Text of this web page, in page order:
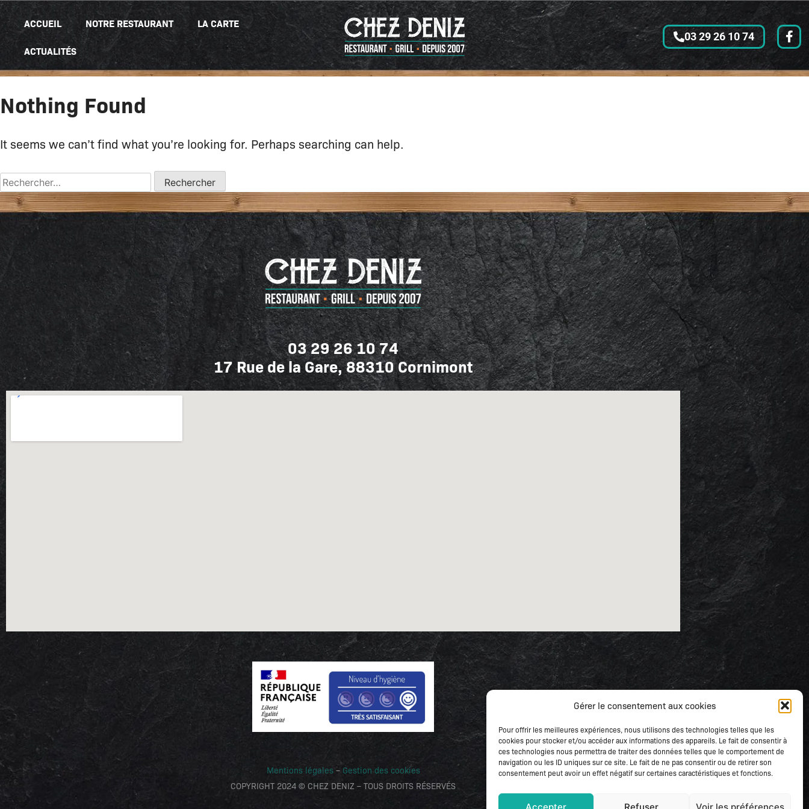
Gérer le consentement aux cookies
Pour offrir les meilleures expériences, nous utilisons des technologies telles que les
cookies pour stocker et/ou accéder aux informations des appareils. Le fait de consentir à
ces technologies nous permettra de traiter des données telles que le comportement de
navigation ou les ID uniques sur ce site. Le fait de ne pas consentir ou de retirer son
consentement peut avoir un effet négatif sur certaines caractéristiques et fonctions.
Accepter Refuser Voir les préférences
ACCUEIL NOTRE RESTAURANT LA CARTE
ACTUALITÉS
03 29 26 10 74
Nothing Found
It seems we can’t find what you’re looking for. Perhaps searching can help.
03 29 26 10 74
17 Rue de la Gare, 88310 Cornimont
Mentions légales– Gestion des cookies
COPYRIGHT 2024 © CHEZ DENIZ – TOUS DROITS RÉSERVÉS